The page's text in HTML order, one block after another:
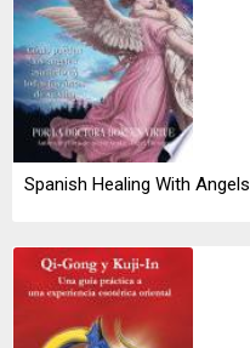
Spanish Healing With Angels